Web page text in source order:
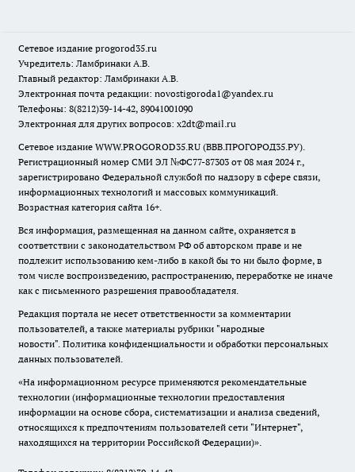
Сетевое издание progorod35.ru
Учредитель: Ламбринаки А.В.
Главный редактор: Ламбринаки А.В.
Электронная почта редакции: novostigoroda1@yandex.ru
Телефоны: 8(8212)39-14-42, 89041001090
Электронная для других вопросов: x2dt@mail.ru
Сетевое издание WWW.PROGOROD35.RU (ВВВ.ПРОГОРОД35.РУ).
Регистрационный номер СМИ ЭЛ №ФС77-87303 от 08 мая 2024 г.,
зарегистрировано Федеральной службой по надзору в сфере связи,
информационных технологий и массовых коммуникаций.
Возрастная категория сайта 16+.
Вся информация, размещенная на данном сайте, охраняется в
соответствии с законодательством РФ об авторском праве и не
подлежит использованию кем-либо в какой бы то ни было форме, в
том числе воспроизведению, распространению, переработке не иначе
как с письменного разрешения правообладателя.
Редакция портала не несет ответственности за комментарии
пользователей, а также материалы рубрики "народные
новости". Политика конфиденциальности и обработки персональных
данных пользователей.
«На информационном ресурсе применяются рекомендательные
технологии (информационные технологии предоставления
информации на основе сбора, систематизации и анализа сведений,
относящихся к предпочтениям пользователей сети "Интернет",
находящихся на территории Российской Федерации)».